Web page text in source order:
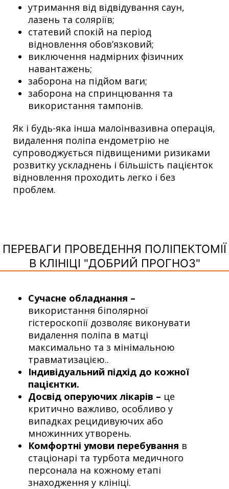
утримання від відвідування саун,
лазень та соляріїв;
статевий спокій на період
відновлення обов’язковий;
виключення надмірних фізичних
навантажень;
заборона на підйом ваги;
заборона на спринцювання та
використання тампонів.
Як і будь-яка інша малоінвазивна операція,
видалення поліпа ендометрію не
супроводжується підвищеними ризиками
розвитку ускладнень і більшість пацієнток
відновлення проходить легко і без
проблем.
ПЕРЕВАГИ ПРОВЕДЕННЯ ПОЛІПЕКТОМІЇ
В КЛІНІЦІ "ДОБРИЙ ПРОГНОЗ"
Сучасне обладнання –
використання біполярної
гістероскопії дозволяє виконувати
видалення поліпа в матці
максимально та з мінімальною
травматизацією..
Індивідуальний підхід до кожної
пацієнтки.
Досвід оперуючих лікарів – це
критично важливо, особливо у
випадках рецидивуючих або
множинних утворень.
Комфортні умови перебування в
стаціонарі та турбота медичного
персонала на кожному етапі
знаходження у клініці.